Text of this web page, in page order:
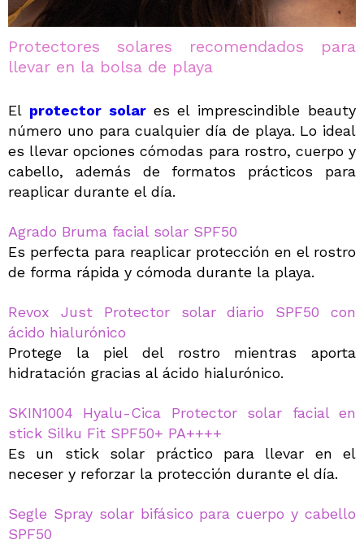
Protectores solares recomendados para
llevar en la bolsa de playa
El protector solar es el imprescindible beauty
número uno para cualquier día de playa. Lo ideal
es llevar opciones cómodas para rostro, cuerpo y
cabello, además de formatos prácticos para
reaplicar durante el día.
Agrado Bruma facial solar SPF50
Es perfecta para reaplicar protección en el rostro
de forma rápida y cómoda durante la playa.
Revox Just Protector solar diario SPF50 con
ácido hialurónico
Protege la piel del rostro mientras aporta
hidratación gracias al ácido hialurónico.
SKIN1004 Hyalu-Cica Protector solar facial en
stick Silku Fit SPF50+ PA++++
Es un stick solar práctico para llevar en el
neceser y reforzar la protección durante el día.
Segle Spray solar bifásico para cuerpo y cabello
SPF50